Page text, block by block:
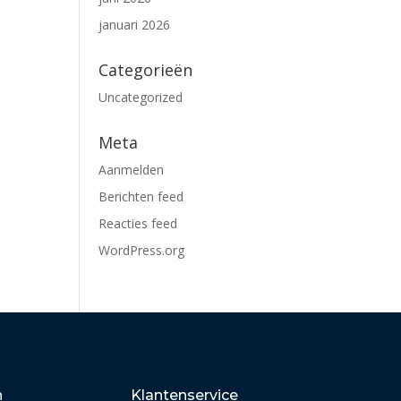
januari 2026
Categorieën
Uncategorized
Meta
Aanmelden
Berichten feed
Reacties feed
WordPress.org
Klantenservice